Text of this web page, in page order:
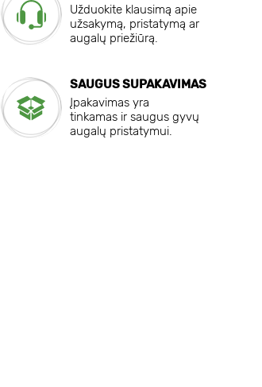
Užduokite klausimą apie
užsakymą, pristatymą ar
augalų priežiūrą.
SAUGUS SUPAKAVIMAS
Įpakavimas yra
tinkamas ir saugus gyvų
augalų pristatymui.